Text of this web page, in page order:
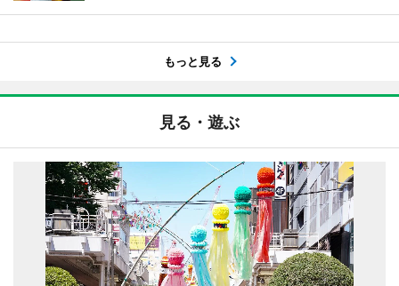
もっと見る
見る・遊ぶ